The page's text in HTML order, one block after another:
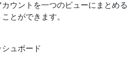
ウントを一つのビューにまとめる
とができます。